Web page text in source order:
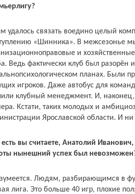
удалось связать воедино целый
«Шинника». В межсезонье
и
Ведь фактически клуб был разорён
планах. Были
игроков. Даже автобус для
клубный менеджмент. И,
Кстати, таких молодых и
Ярославской области. И
есть вы считаете, Анатолий
нынешний успех был
Людям, разбирающимся в
лига. Это больше 40 игр, плохие